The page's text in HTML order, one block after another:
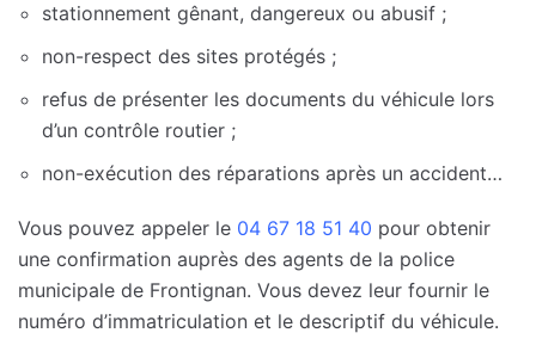
stationnement gênant, dangereux ou abusif ;
non-respect des sites protégés ;
refus de présenter les documents du véhicule lors
d’un contrôle routier ;
non-exécution des réparations après un accident…
Vous pouvez appeler le 04 67 18 51 40 pour obtenir
une confirmation auprès des agents de la police
municipale de Frontignan. Vous devez leur fournir le
numéro d’immatriculation et le descriptif du véhicule.